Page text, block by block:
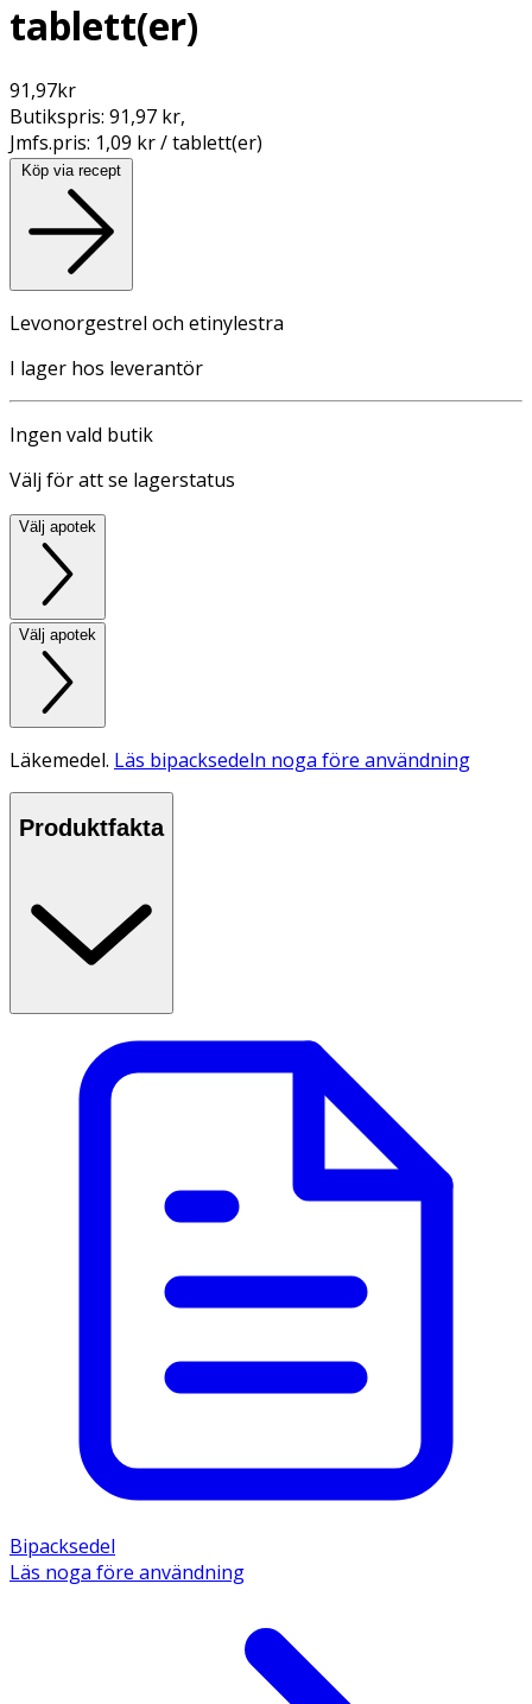
tablett(er)
91,97kr
Butikspris: 91,97 kr,
Jmfs.pris: 1,09 kr / tablett(er)
Köp via recept
Levonorgestrel och etinylestra
I lager hos leverantör
Ingen vald butik
Välj för att se lagerstatus
Välj apotek
Välj apotek
Läkemedel. Läs bipacksedeln noga före användning
Produktfakta
Bipacksedel
Läs noga före användning